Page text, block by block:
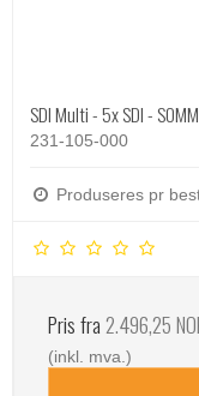
SDI Multi - 5x SDI -
231-105-000
Produseres pr
Pris fra2.496,25
(inkl. mva.)